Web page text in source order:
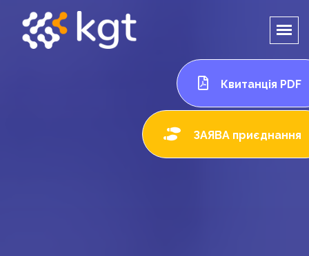
Квитанція PDF
ЗАЯВА приєднання